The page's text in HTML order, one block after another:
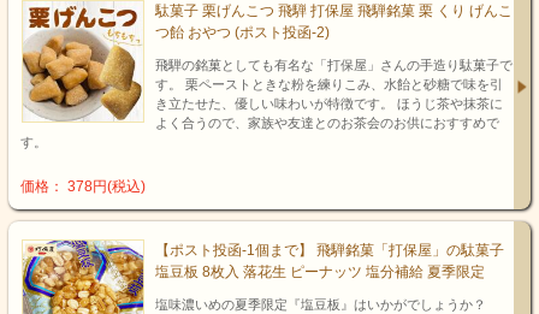
駄菓子 栗げんこつ 飛騨 打保屋 飛騨銘菓 栗 くり げんこ
つ飴 おやつ (ポスト投函-2)
飛騨の銘菓としても有名な「打保屋」さんの手造り駄菓子で
す。 栗ペーストときな粉を練りこみ、水飴と砂糖で味を引
き立たせた、優しい味わいが特徴です。 ほうじ茶や抹茶に
よく合うので、家族や友達とのお茶会のお供におすすめで
す。
価格： 378円(税込)
【ポスト投函-1個まで】 飛騨銘菓「打保屋」の駄菓子
塩豆板 8枚入 落花生 ピーナッツ 塩分補給 夏季限定
塩味濃いめの夏季限定『塩豆板』はいかがでしょうか？